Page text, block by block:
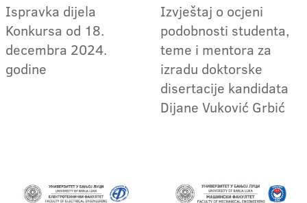
Ispravka dijela
Konkursa od 18.
decembra 2024.
godine
Izvještaj o ocjeni
podobnosti studenta,
teme i mentora za
izradu doktorske
disertacije kandidata
Dijane Vuković Grbić